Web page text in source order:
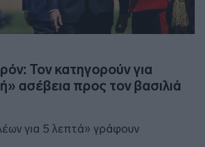
Τον κατηγορούν για
ασέβεια προς τον βασιλιά
για 5 λεπτά» γράφουν